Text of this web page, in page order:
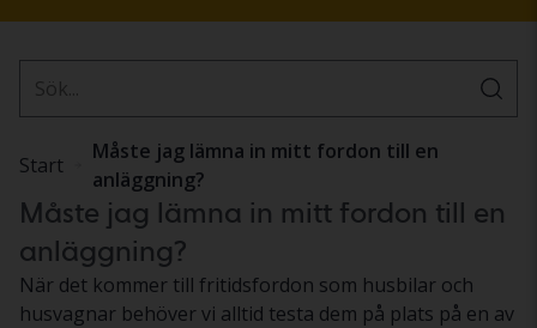
Start
Måste jag lämna in mitt fordon till en
anläggning?
Måste jag lämna in mitt fordon till en
anläggning?
När det kommer till fritidsfordon som husbilar och
husvagnar behöver vi alltid testa dem på plats på en av